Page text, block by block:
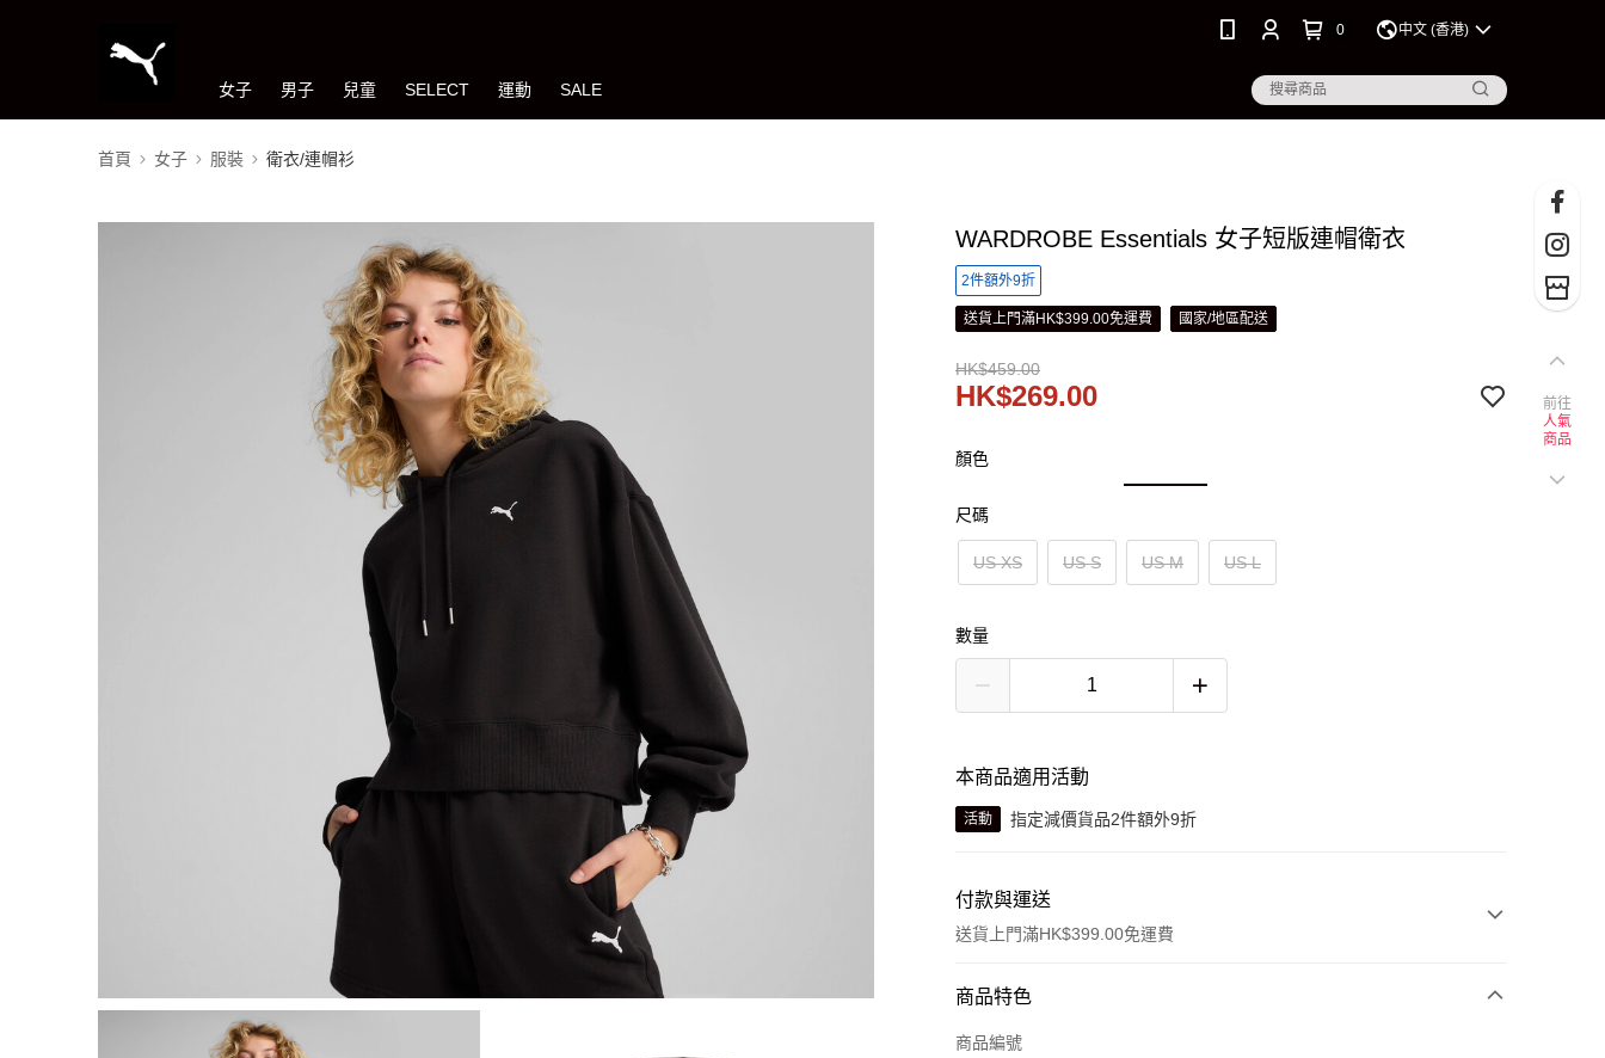
0 中文 (香港)
女子 男子 兒童 SELECT 運動 SALE
首頁 女子 服裝 衛衣/連帽衫
WARDROBE Essentials 女子短版連帽衛衣
2件額外9折
送貨上門滿HK$399.00免運費 國家/地區配送
HK$459.00
HK$269.00
顏色
尺碼
US XS US S US M US L
數量
本商品適用活動
活動 指定減價貨品2件額外9折
付款與運送
送貨上門滿HK$399.00免運費
付款方式
信用卡
商品特色
商品編號
前往
人氣
商品